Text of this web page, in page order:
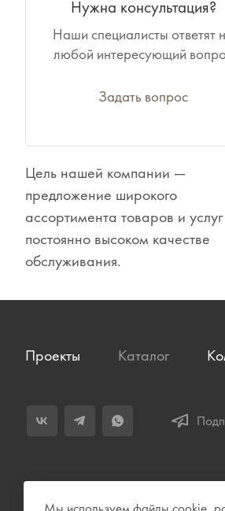
Народные инструменты
Сувениры
Одежда
Нужна консультация?
Наши специалисты ответят
любой интересующий
Задать вопрос
Цель нашей компании —
предложение широкого
ассортимента товаров и
постоянно высоком качестве
обслуживания.
Проекты Каталог